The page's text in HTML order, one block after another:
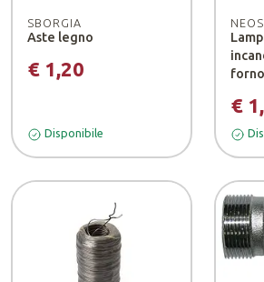
SBORGIA
Aste legno
€ 1,20
Disponibile
NEOS
€